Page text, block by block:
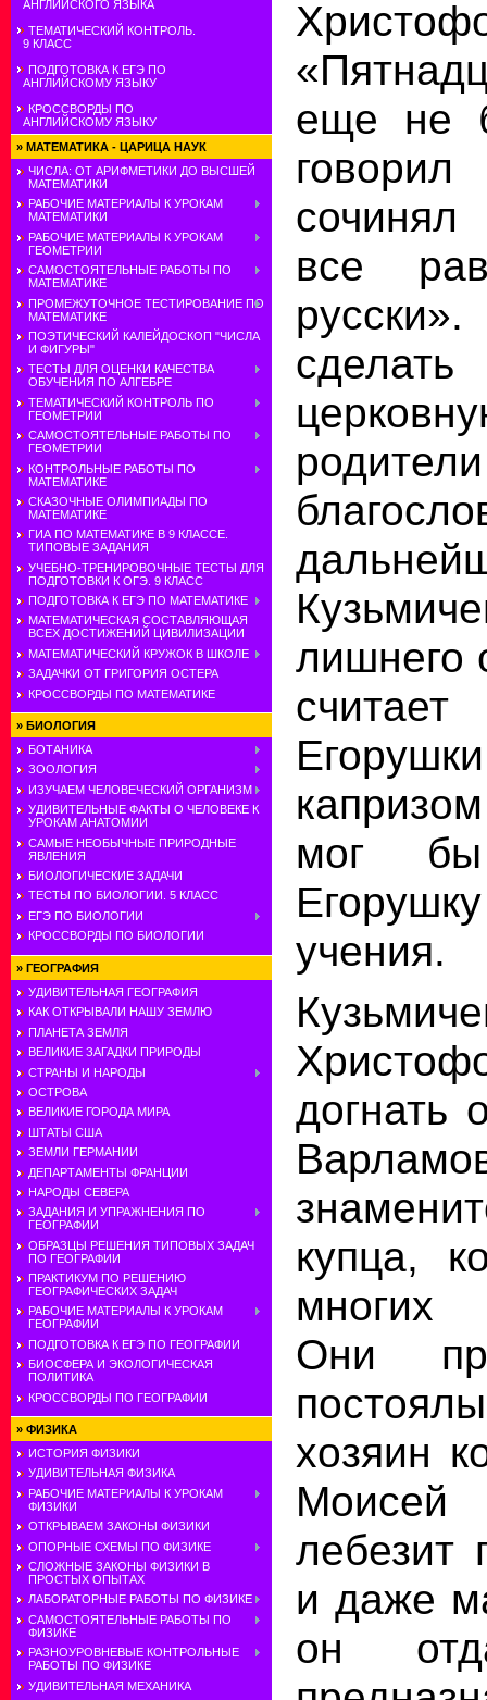
АНГЛИЙСКОГО ЯЗЫКА
ТЕМАТИЧЕСКИЙ КОНТРОЛЬ.
9 КЛАСС
ПОДГОТОВКА К ЕГЭ ПО
АНГЛИЙСКОМУ ЯЗЫКУ
КРОССВОРДЫ ПО
АНГЛИЙСКОМУ ЯЗЫКУ
» МАТЕМАТИКА - ЦАРИЦА НАУК
ЧИСЛА: ОТ АРИФМЕТИКИ ДО ВЫСШЕЙ
МАТЕМАТИКИ
РАБОЧИЕ МАТЕРИАЛЫ К УРОКАМ
МАТЕМАТИКИ
РАБОЧИЕ МАТЕРИАЛЫ К УРОКАМ
ГЕОМЕТРИИ
САМОСТОЯТЕЛЬНЫЕ РАБОТЫ ПО
МАТЕМАТИКЕ
ПРОМЕЖУТОЧНОЕ ТЕСТИРОВАНИЕ ПО
МАТЕМАТИКЕ
ПОЭТИЧЕСКИЙ КАЛЕЙДОСКОП "ЧИСЛА
И ФИГУРЫ"
ТЕСТЫ ДЛЯ ОЦЕНКИ КАЧЕСТВА
ОБУЧЕНИЯ ПО АЛГЕБРЕ
ТЕМАТИЧЕСКИЙ КОНТРОЛЬ ПО
ГЕОМЕТРИИ
САМОСТОЯТЕЛЬНЫЕ РАБОТЫ ПО
ГЕОМЕТРИИ
КОНТРОЛЬНЫЕ РАБОТЫ ПО
МАТЕМАТИКЕ
СКАЗОЧНЫЕ ОЛИМПИАДЫ ПО
МАТЕМАТИКЕ
ГИА ПО МАТЕМАТИКЕ В 9 КЛАССЕ.
ТИПОВЫЕ ЗАДАНИЯ
УЧЕБНО-ТРЕНИРОВОЧНЫЕ ТЕСТЫ ДЛЯ
ПОДГОТОВКИ К ОГЭ. 9 КЛАСС
ПОДГОТОВКА К ЕГЭ ПО МАТЕМАТИКЕ
МАТЕМАТИЧЕСКАЯ СОСТАВЛЯЮЩАЯ
ВСЕХ ДОСТИЖЕНИЙ ЦИВИЛИЗАЦИИ
МАТЕМАТИЧЕСКИЙ КРУЖОК В ШКОЛЕ
ЗАДАЧКИ ОТ ГРИГОРИЯ ОСТЕРА
КРОССВОРДЫ ПО МАТЕМАТИКЕ
» БИОЛОГИЯ
БОТАНИКА
ЗООЛОГИЯ
ИЗУЧАЕМ ЧЕЛОВЕЧЕСКИЙ ОРГАНИЗМ
УДИВИТЕЛЬНЫЕ ФАКТЫ О ЧЕЛОВЕКЕ К
УРОКАМ АНАТОМИИ
САМЫЕ НЕОБЫЧНЫЕ ПРИРОДНЫЕ
ЯВЛЕНИЯ
БИОЛОГИЧЕСКИЕ ЗАДАЧИ
ТЕСТЫ ПО БИОЛОГИИ. 5 КЛАСС
ЕГЭ ПО БИОЛОГИИ
КРОССВОРДЫ ПО БИОЛОГИИ
» ГЕОГРАФИЯ
УДИВИТЕЛЬНАЯ ГЕОГРАФИЯ
КАК ОТКРЫВАЛИ НАШУ ЗЕМЛЮ
ПЛАНЕТА ЗЕМЛЯ
ВЕЛИКИЕ ЗАГАДКИ ПРИРОДЫ
СТРАНЫ И НАРОДЫ
ОСТРОВА
ВЕЛИКИЕ ГОРОДА МИРА
ШТАТЫ США
ЗЕМЛИ ГЕРМАНИИ
ДЕПАРТАМЕНТЫ ФРАНЦИИ
НАРОДЫ СЕВЕРА
ЗАДАНИЯ И УПРАЖНЕНИЯ ПО
ГЕОГРАФИИ
ОБРАЗЦЫ РЕШЕНИЯ ТИПОВЫХ ЗАДАЧ
ПО ГЕОГРАФИИ
ПРАКТИКУМ ПО РЕШЕНИЮ
ГЕОГРАФИЧЕСКИХ ЗАДАЧ
РАБОЧИЕ МАТЕРИАЛЫ К УРОКАМ
ГЕОГРАФИИ
ПОДГОТОВКА К ЕГЭ ПО ГЕОГРАФИИ
БИОСФЕРА И ЭКОЛОГИЧЕСКАЯ
ПОЛИТИКА
КРОССВОРДЫ ПО ГЕОГРАФИИ
» ФИЗИКА
ИСТОРИЯ ФИЗИКИ
УДИВИТЕЛЬНАЯ ФИЗИКА
РАБОЧИЕ МАТЕРИАЛЫ К УРОКАМ
ФИЗИКИ
ОТКРЫВАЕМ ЗАКОНЫ ФИЗИКИ
ОПОРНЫЕ СХЕМЫ ПО ФИЗИКЕ
СЛОЖНЫЕ ЗАКОНЫ ФИЗИКИ В
ПРОСТЫХ ОПЫТАХ
ЛАБОРАТОРНЫЕ РАБОТЫ ПО ФИЗИКЕ
САМОСТОЯТЕЛЬНЫЕ РАБОТЫ ПО
ФИЗИКЕ
РАЗНОУРОВНЕВЫЕ КОНТРОЛЬНЫЕ
РАБОТЫ ПО ФИЗИКЕ
УДИВИТЕЛЬНАЯ МЕХАНИКА
еще не
все
лишнего
мог бы
учения.
догнать
купца,
Они
хозяин
лебезит
и даже
он